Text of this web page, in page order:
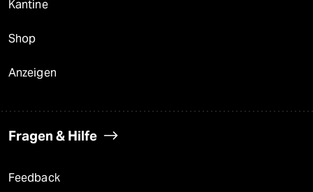
Kantine
Shop
Anzeigen
Fragen & Hilfe
Feedback